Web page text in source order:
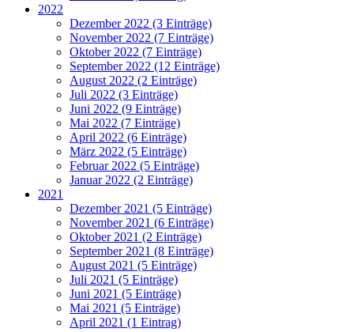
2022
Dezember 2022 (3 Einträge)
November 2022 (7 Einträge)
Oktober 2022 (7 Einträge)
September 2022 (12 Einträge)
August 2022 (2 Einträge)
Juli 2022 (3 Einträge)
Juni 2022 (9 Einträge)
Mai 2022 (7 Einträge)
April 2022 (6 Einträge)
März 2022 (5 Einträge)
Februar 2022 (5 Einträge)
Januar 2022 (2 Einträge)
2021
Dezember 2021 (5 Einträge)
November 2021 (6 Einträge)
Oktober 2021 (2 Einträge)
September 2021 (8 Einträge)
August 2021 (5 Einträge)
Juli 2021 (5 Einträge)
Juni 2021 (5 Einträge)
Mai 2021 (5 Einträge)
April 2021 (1 Eintrag)